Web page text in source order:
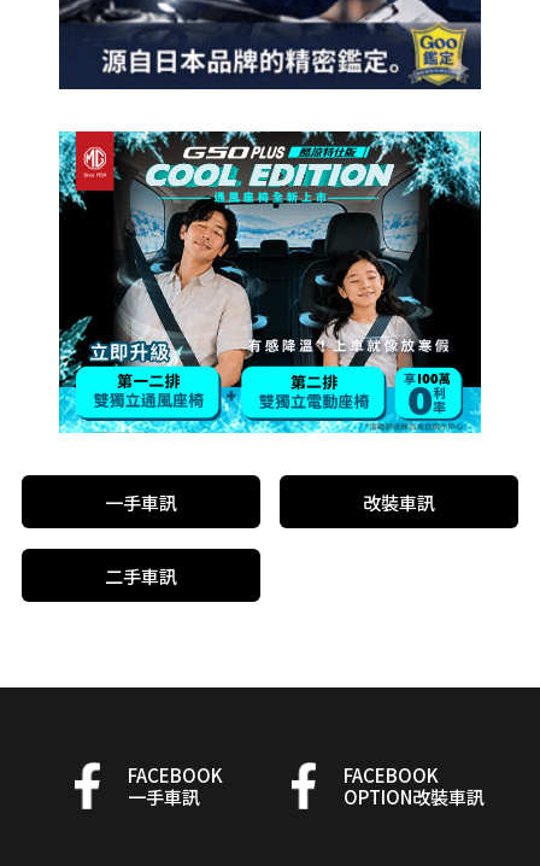
一手車訊 改裝車訊
二手車訊
FACEBOOK
一手車訊
FACEBOOK
OPTION改裝車訊